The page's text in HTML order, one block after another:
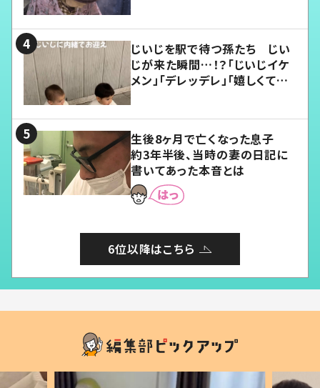
じいじを駅で待つ孫たち じい
じが来た瞬間…！？「じいじイケ
メン」「デレッデレ」「嬉しくて可
生後8ヶ月で亡くなった息子
約3年半後、当時の妻の日記に
書いてあった本音とは
6位以降はこちら